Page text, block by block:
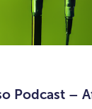
Podcast –